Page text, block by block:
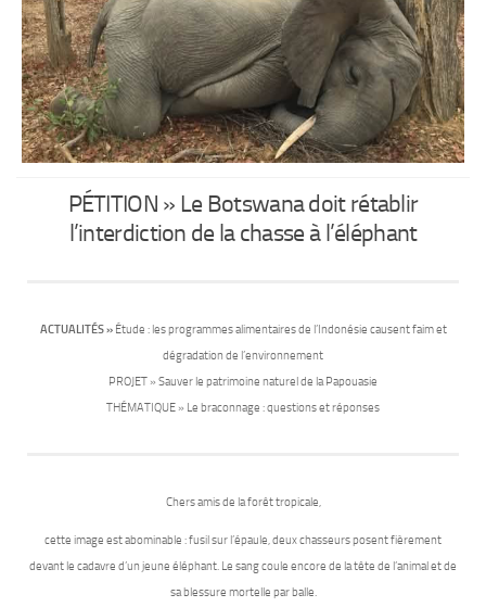
PÉTITION » Le Botswana doit rétablir
l’interdiction de la chasse à l’éléphant
ACTUALITÉS »Étude : les programmes alimentaires de l’Indonésie causent faim et
dégradation de l’environnement
PROJET» Sauver le patrimoine naturel de la Papouasie
THÉMATIQUE» Le braconnage : questions et réponses
Chers amis de la forêt tropicale,
cette image est abominable : fusil sur l’épaule, deux chasseurs posent fièrement
devant le cadavre d’un jeune éléphant. Le sang coule encore de la tête de l’animal et de
sa blessure mortelle par balle.